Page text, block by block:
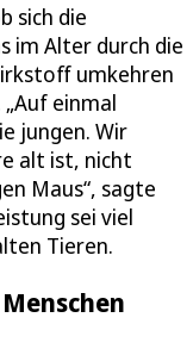
sich die
im Alter durch die
umkehren
einmal
jungen. Wir
alt ist, nicht
Maus“, sagte
sei viel
Tieren.